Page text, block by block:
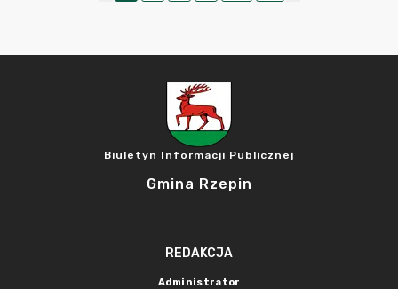
Biuletyn Informacji Publicznej
Gmina Rzepin
REDAKCJA
Administrator